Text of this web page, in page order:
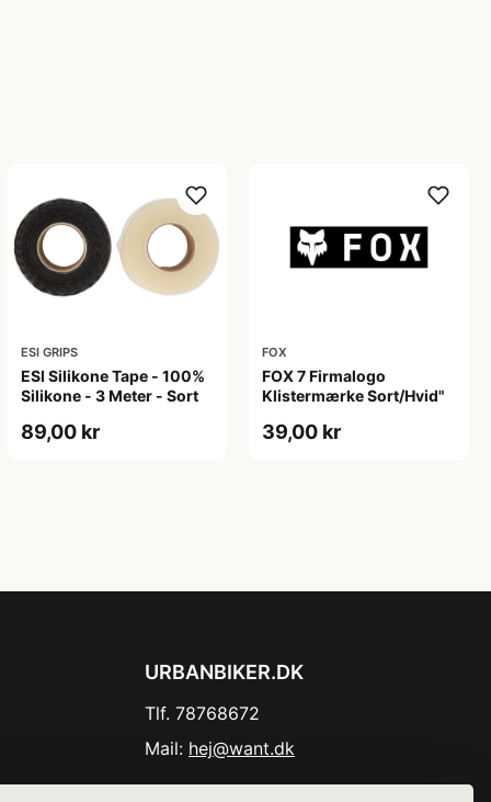
ESI GRIPS
ESI Silikone Tape - 100%
Silikone - 3 Meter - Sort
89,00 kr
FOX
FOX 7 Firmalogo
Klistermærke Sort/Hvid"
39,00 kr
URBANBIKER.DK
Tlf. 78768672
Mail: hej@want.dk